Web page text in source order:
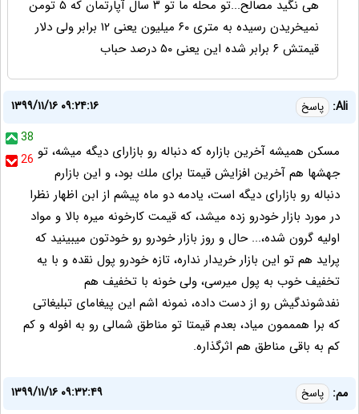
هی نگید مصالح...تو محله ما تو ۳ سال آپارتمان که ۵ تومن
نمیخریدن رسیده به متری ۶۰ میلیون یعنی ۱۲ برابر ولی دلار
قیمتش ۶ برابر شده این یعنی ۵۰ درصد حباب
Ali: پاسخ
۱۳۹۹/۱۱/۱۶ ۰۹:۲۴:۱۶
38
26 مسكن هميشه آخرين بازاره كه دنباله رو بازاراى ديگه ميشه، تو
جهشها هم آخرين افزايش قيمتا براى ملك بود، و اين بازارم
دنباله رو بازاراى ديگه است، يادمه دو ماه پيشم از ابن اظهار نظرا
در مورد بازار خودرو زده ميشد، كه قيمت كارخونه ميره بالا و مواد
اوليه گرون شده،... حال و روز بازار خودرو رو خودتون ميبينيد كه
پرايد هم تو اين بازار خريدار نداره، تازه خودرو پول نقده و با يه
تخفيف خوب به پول ميرسى، ولى خونه با تخفيف هم
نفدشوندگيش رو از دست داده، نمونه اشم اين پيغاماى تبليغاتى
كه برا همممون مياد، بعدم قيمتا تو مناطق شمالى رو به افوله و كم
كم به باقى مناطق هم اثرگذاره.
مم: پاسخ
۱۳۹۹/۱۱/۱۶ ۰۹:۳۲:۴۹